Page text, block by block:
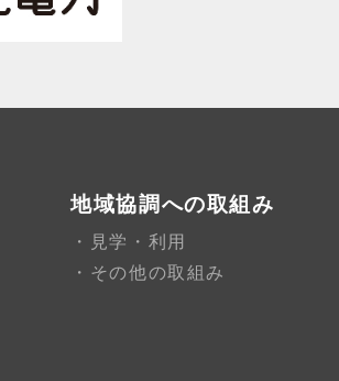
地域協調への取組み
見学・利用
その他の取組み